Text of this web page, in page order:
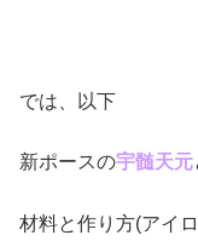
では、以下
新ポースの宇髄天元
材料と作り方(アイ